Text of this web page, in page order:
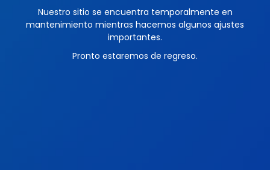
Nuestro sitio se encuentra temporalmente en
mantenimiento mientras hacemos algunos ajustes
importantes.
Pronto estaremos de regreso.